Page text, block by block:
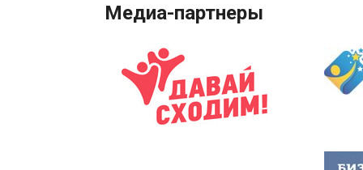
Медиа-партнеры